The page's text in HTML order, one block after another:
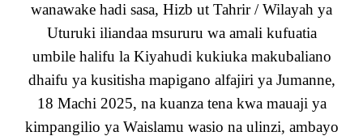
wanawake hadi sasa, Hizb ut Tahrir / Wilayah ya
Uturuki iliandaa msururu wa amali kufuatia
umbile halifu la Kiyahudi kukiuka makubaliano
dhaifu ya kusitisha mapigano alfajiri ya Jumanne,
18 Machi 2025, na kuanza tena kwa mauaji ya
kimpangilio ya Waislamu wasio na ulinzi, ambayo